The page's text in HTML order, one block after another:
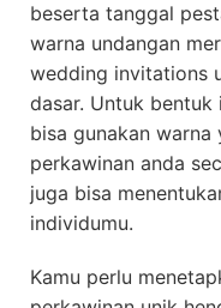
beserta tanggal
warna undangan
wedding invitations
dasar. Untuk
bisa gunakan
perkawinan anda
juga bisa
individumu.
Kamu perlu